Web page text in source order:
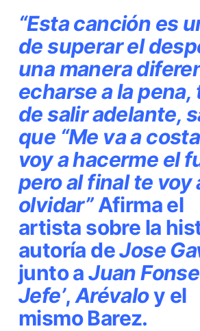
“Esta canción es
de superar el
una manera
echarse a la
de salir adelante,
que “Me va a
voy a hacerme el
pero al final te voy
olvidar”Afirma el
artista sobre la
autoría deJose
junto aJuan
Jefe’, Arévaloy el
mismoBarez.